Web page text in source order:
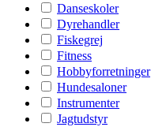
Danseskoler
Dyrehandler
Fiskegrej
Fitness
Hobbyforretninger
Hundesaloner
Instrumenter
Jagtudstyr